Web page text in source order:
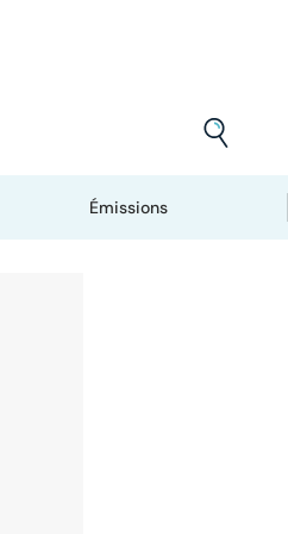
Émissions